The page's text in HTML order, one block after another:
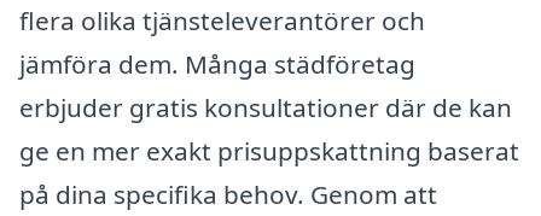
flera olika tjänsteleverantörer och
jämföra dem. Många städföretag
erbjuder gratis konsultationer där de kan
ge en mer exakt prisuppskattning baserat
på dina specifika behov. Genom att